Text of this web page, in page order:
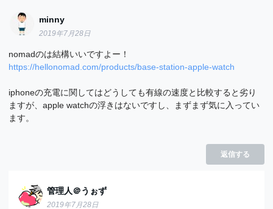
minny
2019年7月28日
nomadのは結構いいですよー！
https://hellonomad.com/products/base-station-apple-watch
iphoneの充電に関してはどうしても有線の速度と比較すると劣り
ますが、apple watchの浮きはないですし、まずまず気に入ってい
ます。
返信する
管理人＠うぉず
2019年7月28日